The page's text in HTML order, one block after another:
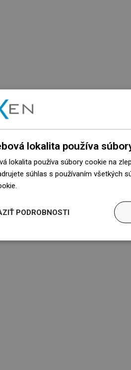
lokalita používa
lokalita používa súbory cookie na
súhlas s používaním všetkých
PODROBNOSTI